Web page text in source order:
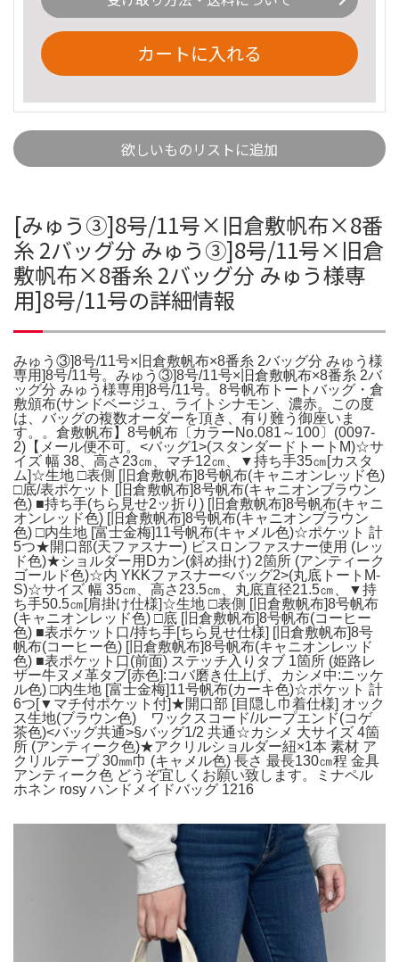
カートに入れる
欲しいものリストに追加
[みゅう③]8号/11号×旧倉敷帆布×8番
糸 2バッグ分 みゅう③]8号/11号×旧倉
敷帆布×8番糸 2バッグ分 みゅう様専
用]8号/11号の詳細情報
みゅう③]8号/11号×旧倉敷帆布×8番糸 2バッグ分 みゅう様
専用]8号/11号。みゅう③]8号/11号×旧倉敷帆布×8番糸 2バ
ッグ分 みゅう様専用]8号/11号。8号帆布トートバッグ・倉
敷頒布(サンドベージュ、ライトシナモン、濃赤。この度
は、バッグの複数オーダーを頂き、有り難う御座いま
す。。倉敷帆布】8号帆布〔カラーNo.081～100〕(0097-
2)【メール便不可。<バッグ1>(スタンダードトートM)☆サ
イズ 幅 38、高さ23㎝、マチ12㎝、▼持ち手35㎝[カスタ
ム]☆生地 □表側 [旧倉敷帆布]8号帆布(キャニオンレッド色)
□底/表ポケット [旧倉敷帆布]8号帆布(キャニオンブラウン
色) ■持ち手(ちら見せ2ッ折り) [旧倉敷帆布]8号帆布(キャニ
オンレッド色) [旧倉敷帆布]8号帆布(キャニオンブラウン
色) □内生地 [富士金梅]11号帆布(キャメル色)☆ポケット 計
5つ★開口部(天ファスナー) ビスロンファスナー使用 (レッ
ド色)★ショルダー用Dカン(斜め掛け) 2箇所 (アンティーク
ゴールド色)☆内 YKKファスナー<バッグ2>(丸底トートM-
S)☆サイズ 幅 35㎝、高さ23.5㎝、丸底直径21.5㎝、▼持
ち手50.5㎝[肩掛け仕様]☆生地 □表側 [旧倉敷帆布]8号帆布
(キャニオンレッド色) □底 [旧倉敷帆布]8号帆布(コーヒー
色) ■表ポケット口/持ち手[ちら見せ仕様] [旧倉敷帆布]8号
帆布(コーヒー色) [旧倉敷帆布]8号帆布(キャニオンレッド
色) ■表ポケット口(前面) ステッチ入りタブ 1箇所 (姫路レ
ザー牛ヌメ革タブ[赤色]:コバ磨き仕上げ、カシメ中:ニッケ
ル色) □内生地 [富士金梅]11号帆布(カーキ色)☆ポケット 計
6つ[▼マチ付ポケット付]★開口部 [目隠し巾着仕様] オック
ス生地(ブラウン色) ワックスコード/ループエンド(コゲ
茶色)<バッグ共通>§バッグ1/2 共通☆カシメ 大サイズ 4箇
所 (アンティーク色)★アクリルショルダー紐×1本 素材 ア
クリルテープ 30㎜巾 (キャメル色) 長さ 最長130㎝程 金具
アンティーク色 どうぞ宜しくお願い致します。ミナペル
ホネン rosy ハンドメイドバッグ 1216